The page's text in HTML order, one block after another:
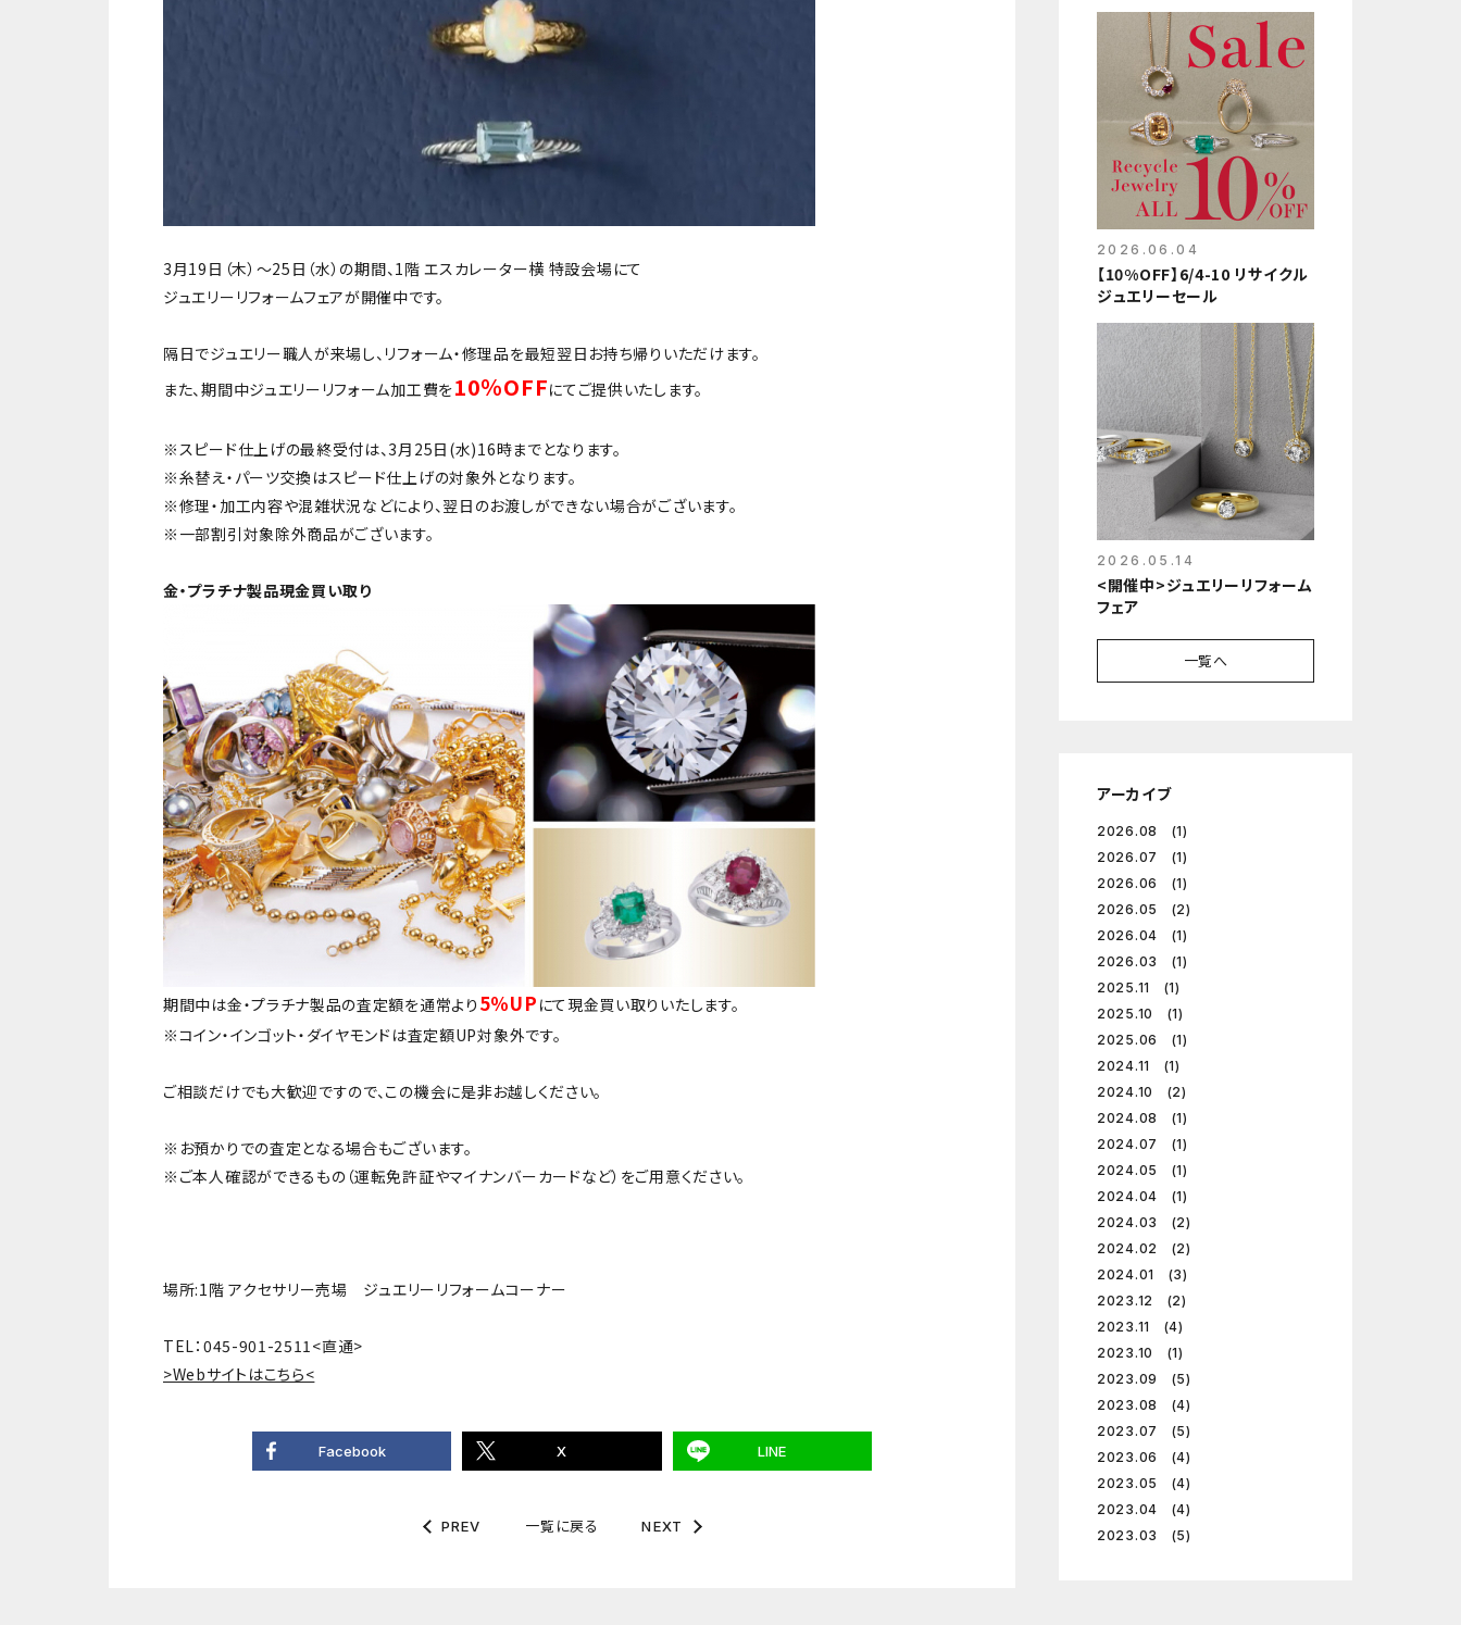
3月19日（木）～25日（水）の期間、1階 エスカレーター横 特設会場にて
ジュエリーリフォームフェアが開催中です。
隔日でジュエリー職人が来場し、リフォーム・修理品を最短翌日お持ち帰りいただけます。
また、期間中ジュエリーリフォーム加工費を10％OFFにてご提供いたします。
※スピード仕上げの最終受付は、3月25日(水)16時までとなります。
※糸替え・パーツ交換はスピード仕上げの対象外となります。
※修理・加工内容や混雑状況などにより、翌日のお渡しができない場合がございます。
※一部割引対象除外商品がございます。
金・プラチナ製品現金買い取り
期間中は金・プラチナ製品の査定額を通常より 5％UP にて現金買い取りいたします。
※コイン・インゴット・ダイヤモンドは査定額UP対象外です。
ご相談だけでも大歓迎ですので、この機会に是非お越しください。
※お預かりでの査定となる場合もございます。
※ご本人確認ができるもの（運転免許証やマイナンバーカードなど）をご用意ください。
場所:1階 アクセサリー売場 ジュエリーリフォームコーナー
TEL：045-901-2511<直通>
>Webサイトはこちら<
Facebook X LINE
PREV 一覧に戻る NEXT
2026.06.04
【10%OFF】6/4-10 リサイクル
ジュエリーセール
2026.05.14
<開催中>ジュエリーリフォーム
フェア
一覧へ
アーカイブ
2026.08 (1)
2026.07 (1)
2026.06 (1)
2026.05 (2)
2026.04 (1)
2026.03 (1)
2025.11 (1)
2025.10 (1)
2025.06 (1)
2024.11 (1)
2024.10 (2)
2024.08 (1)
2024.07 (1)
2024.05 (1)
2024.04 (1)
2024.03 (2)
2024.02 (2)
2024.01 (3)
2023.12 (2)
2023.11 (4)
2023.10 (1)
2023.09 (5)
2023.08 (4)
2023.07 (5)
2023.06 (4)
2023.05 (4)
2023.04 (4)
2023.03 (5)